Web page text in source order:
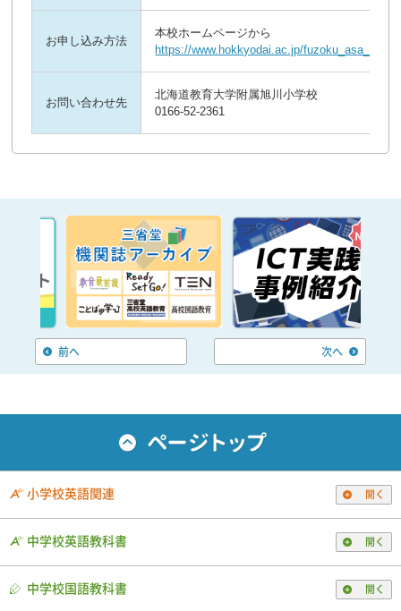
お申し込み方法
本校ホームページから
https://www.hokkyodai.ac.jp/fuzoku_asa_syo/
お問い合わせ先
北海道教育大学附属旭川小学校
0166-52-2361
前へ 次へ
小学校英語関連 開く
中学校英語教科書 開く
中学校国語教科書 開く